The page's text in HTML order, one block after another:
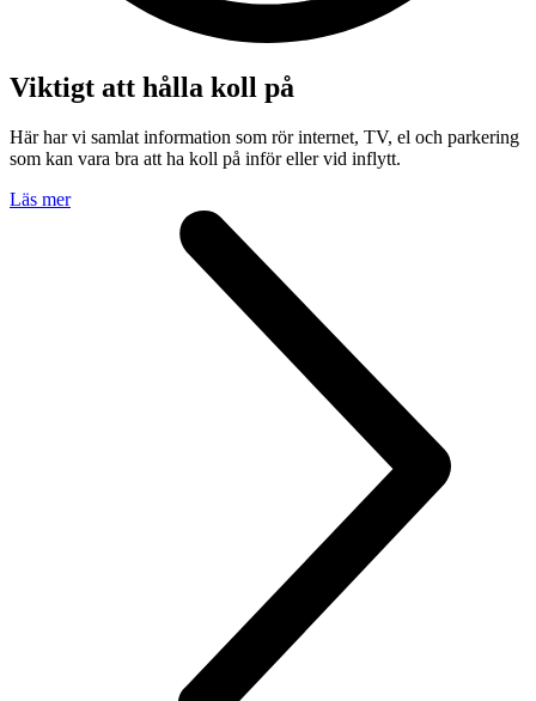
Viktigt att hålla koll på
Här har vi samlat information som rör internet, TV, el och parkering
som kan vara bra att ha koll på inför eller vid inflytt.
Läs mer